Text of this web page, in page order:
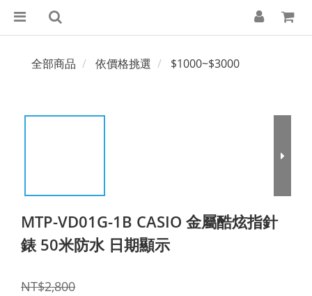
全部商品 依價格挑選 $1000~$3000
MTP-VD01G-1B CASIO 金屬酷炫指針
錶 50米防水 日期顯示
NT$2,800